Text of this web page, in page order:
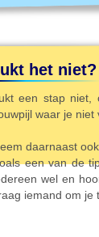
het niet?
een stap niet,
waar je niet
daarnaast
een van de
wel en
iemand om je